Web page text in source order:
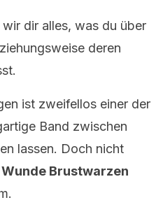
dir alles, was du über
deren
ist zweifellos einer der
Band zwischen
lassen. Doch nicht
Wunde Brustwarzen